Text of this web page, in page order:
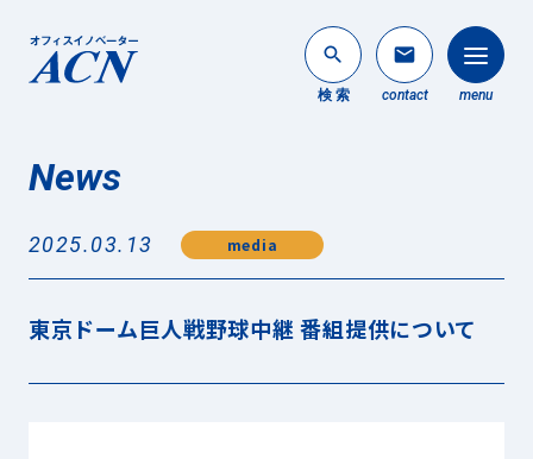
search
検 索
mail
contact menu
法人のお客様
個人のお客様
About ACN
ACNについて
News
2025.03.13 media
東京ドーム巨人戦野球中継 番組提供について